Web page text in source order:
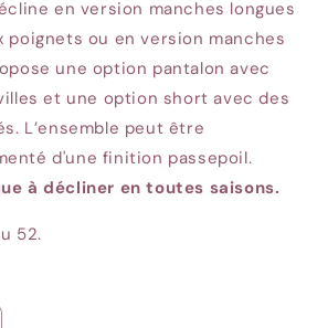
en version manches longues
poignets ou en version manches
une option pantalon avec
et une option short avec des
L’ensemble peut être
d'une finition passepoil.
à décliner en toutes saisons.
52.